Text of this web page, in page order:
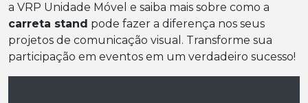
a VRP Unidade Móvel e saiba mais sobre como a
carreta stand pode fazer a diferença nos seus
projetos de comunicação visual. Transforme sua
participação em eventos em um verdadeiro sucesso!